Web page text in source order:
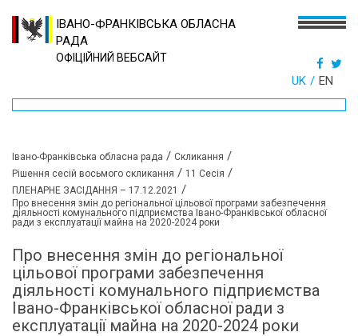
ІВАНО-ФРАНКІВСЬКА ОБЛАСНА
РАДА
ОФІЦІЙНИЙ ВЕБСАЙТ
UK EN
Івано-Франківська обласна рада / Скликання /
Рішення сесій восьмого скликання / 11 Сесія /
ПЛЕНАРНЕ ЗАСІДАННЯ – 17.12.2021 /
Про внесення змін до регіональної цільової програми забезпечення
діяльності комунального підприємства Івано-Франківської обласної
ради з експлуатації майна на 2020-2024 роки
Про внесення змін до регіональної
цільової програми забезпечення
діяльності комунального підприємства
Івано-Франківської обласної ради з
експлуатації майна на 2020-2024 роки